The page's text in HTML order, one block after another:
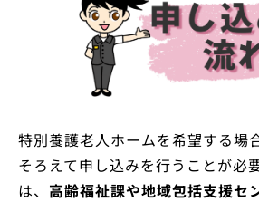
特別養護老人ホームを希望する場
そろえて申し込みを行うことが必
は、 高齢福祉課や地域包括支援セ